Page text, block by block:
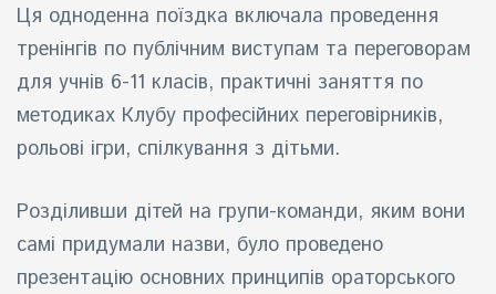
Ця одноденна поїздка включала проведення
тренінгів по публічним виступам та переговорам
для учнів 6-11 класів, практичні заняття по
методиках Клубу професійних переговірників,
рольові ігри, спілкування з дітьми.
Розділивши дітей на групи-команди, яким вони
самі придумали назви, було проведено
презентацію основних принципів ораторського